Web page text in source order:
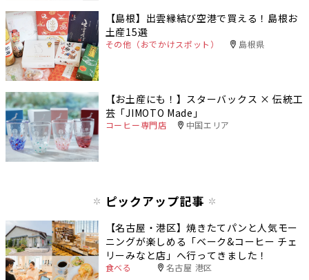
【島根】出雲縁結び空港で買える！島根お
土産15選
その他（おでかけスポット） 島根県
【お土産にも！】スターバックス × 伝統工
芸「JIMOTO Made」
コーヒー専門店 中国エリア
ピックアップ記事
【名古屋・港区】焼きたてパンと人気モー
ニングが楽しめる「ベーク&コーヒー チェ
リーみなと店」へ行ってきました！
食べる 名古屋 港区